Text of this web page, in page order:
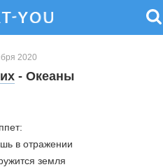
2020
- Океаны
в отражении
земля